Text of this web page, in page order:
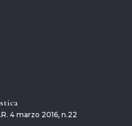
4 marzo 2016, n.22